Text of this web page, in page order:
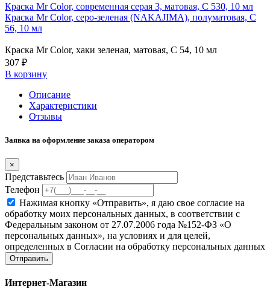
Краска Mr Color, современная серая 3, матовая, C 530, 10 мл
Краска Mr Color, серо-зеленая (NAKAJIMA), полуматовая, C
56, 10 мл
Краска Mr Color, хаки зеленая, матовая, C 54, 10 мл
307 ₽
В корзину
Описание
Характеристики
Отзывы
Заявка на оформление заказа оператором
×
Представьтесь
Телефон
Нажимая кнопку «Отправить», я даю свое согласие на
обработку моих персональных данных, в соответствии с
Федеральным законом от 27.07.2006 года №152-ФЗ «О
персональных данных», на условиях и для целей,
определенных в Согласии на обработку персональных данных
Отправить
Интернет-Магазин